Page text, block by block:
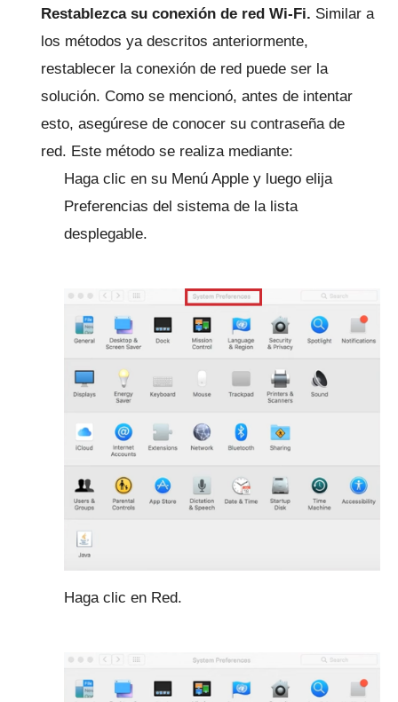
Restablezca su conexión de red Wi-Fi. Similar a
los métodos ya descritos anteriormente,
restablecer la conexión de red puede ser la
solución. Como se mencionó, antes de intentar
esto, asegúrese de conocer su contraseña de
red. Este método se realiza mediante:
Haga clic en su Menú Apple y luego elija
Preferencias del sistema de la lista
desplegable.
Haga clic en Red.